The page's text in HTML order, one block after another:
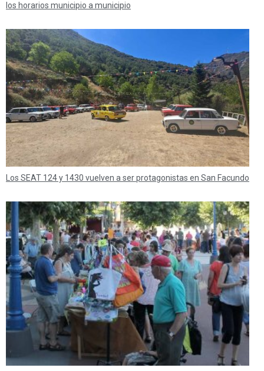
los horarios municipio a municipio
Los SEAT 124 y 1430 vuelven a ser protagonistas en San Facundo